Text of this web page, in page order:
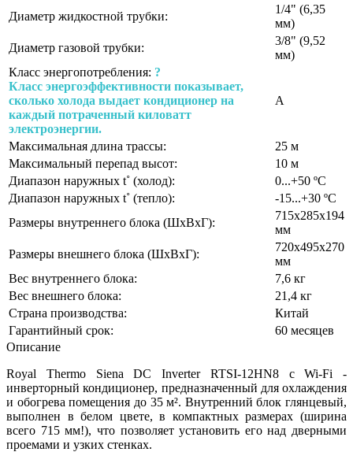
Диаметр жидкостной трубки:
1/4" (6,35
мм)
Диаметр газовой трубки:
3/8" (9,52
мм)
Класс энергопотребления: ?
Класс энергоэффективности показывает,
сколько холода выдает кондиционер на
каждый потраченный киловатт
электроэнергии.
A
Максимальная длина трассы:
25 м
Максимальный перепад высот:
10 м
Диапазон наружных t˚ (холод):
0...+50 ºС
Диапазон наружных t˚ (тепло):
-15...+30 ºС
Размеры внутреннего блока (ШхВхГ):
715х285х194
мм
Размеры внешнего блока (ШхВхГ):
720х495х270
мм
Вес внутреннего блока:
7,6 кг
Вес внешнего блока:
21,4 кг
Страна производства:
Китай
Гарантийный срок:
60 месяцев
Описание
Royal Thermo Siena DC InverterRTSI-12HN8 c Wi-Fi -
инверторный кондиционер, предназначенный для охлаждения
и обогрева помещения до 35 м². Внутренний блок глянцевый,
выполнен в белом цвете, в компактных размерах (ширина
всего 715 мм!), что позволяет установить его над дверными
проемами и узких стенках.